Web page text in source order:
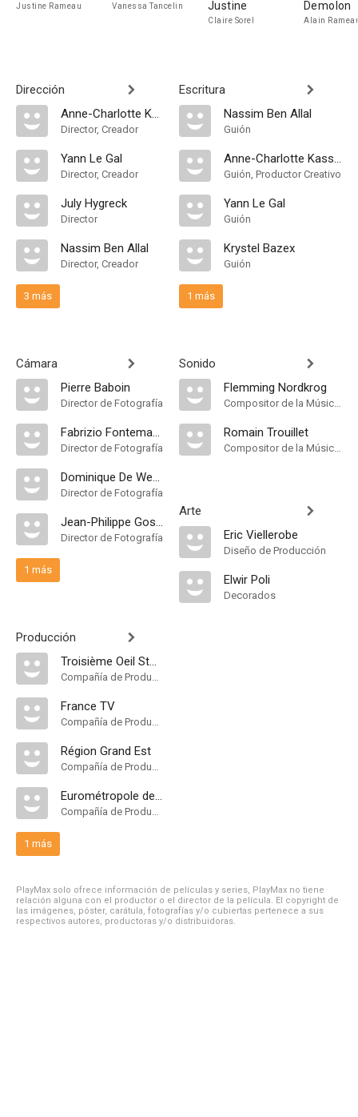
Justine Rameau Vanessa Tancelin Justine
Claire Sorel
Demolon
Alain
Dirección
Anne-Charlotte Kassab
Director, Creador
Yann Le Gal
Director, Creador
July Hygreck
Director
Nassim Ben Allal
Director, Creador
3 más
Cámara
Pierre Baboin
Director de Fotografía
Fabrizio Fontemaggi
Director de Fotografía
Dominique De Wever
Director de Fotografía
Jean-Philippe Gosselin
Director de Fotografía
1 más
Producción
Troisième Oeil Story
Compañía de Produccion
France TV
Compañía de Produccion
Région Grand Est
Compañía de Produccion
Eurométropole de Strasbourg
Compañía de Produccion
1 más
Escritura
Nassim Ben Allal
Guión
Anne-Charlotte Kassab
Guión, Productor Creativo
Yann Le Gal
Guión
Krystel Bazex
Guión
1 más
Sonido
Flemming Nordkrog
Compositor de la Música Original
Romain Trouillet
Compositor de la Música Original
Arte
Eric Viellerobe
Diseño de Producción
Elwir Poli
Decorados
PlayMax solo ofrece información de películas y series, PlayMax no tiene
relación alguna con el productor o el director de la película. El copyright de
las imágenes, póster, carátula, fotografías y/o cubiertas pertenece a sus
respectivos autores, productoras y/o distribuidoras.